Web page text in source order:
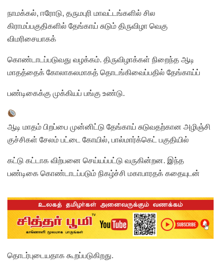
நாமக்கல், ஈரோடு, தருமபுரி மாவட்டங்களில் சில
கிராமப்பகுதிகளில் தேங்காய் சுடும் திருவிழா வெகு
விமரிசையாகக்
கொண்டாடப்படுவது வழக்கம். திருவிழாக்கள் நிறைந்த ஆடி
மாதத்தைக் கோலாகலமாகத் தொடங்கிவைப்பதில் தேங்காய்ப்
பண்டிகைக்கு முக்கியப் பங்கு உண்டு.
ஆடி மாதம் பிறப்பை முன்னிட்டு தேங்காய் சுடுவதற்கான அழிஞ்சி
குச்சிகள் சேலம் பட்டை கோயில், பால்மார்க்கெட் பகுதியில்
கட்டு கட்டாக விற்பனை செய்யப்பட்டு வருகின்றன. இந்த
பண்டிகை கொண்டாடப்படும் நிகழ்ச்சி மகாபாரதக் கதையுடன்
தொடர்புடையதாக கூறப்படுகிறது.